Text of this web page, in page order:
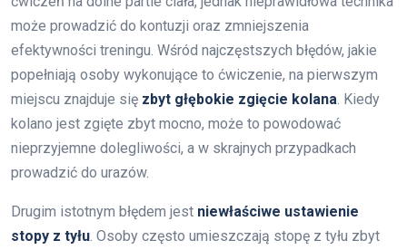
może prowadzić do kontuzji oraz zmniejszenia
efektywności treningu. Wśród najczęstszych błędów, jakie
popełniają osoby wykonujące to ćwiczenie, na pierwszym
miejscu znajduje się zbyt głębokie zgięcie kolana . Kiedy
kolano jest zgięte zbyt mocno, może to powodować
nieprzyjemne dolegliwości, a w skrajnych przypadkach
prowadzić do urazów.
Drugim istotnym błędem jest niewłaściwe ustawienie
stopy z tyłu . Osoby często umieszczają stopę z tyłu zbyt